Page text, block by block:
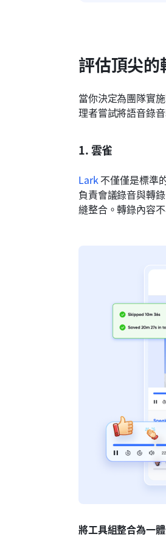
評估頂尖
當你決定為團隊實
理者嘗試將語音錄
1. 雲雀
Lark 不僅僅是標準
負責會議錄音與轉
縫整合。轉錄內容
將工具組整合為一